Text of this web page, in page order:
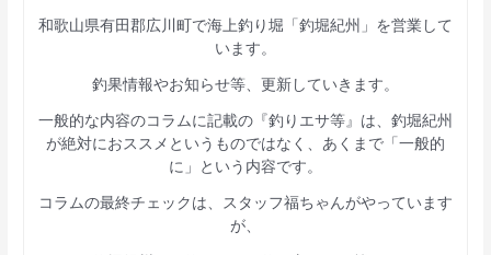
和歌山県有田郡広川町で海上釣り堀「釣堀紀州」を営業して
います。
釣果情報やお知らせ等、更新していきます。
一般的な内容のコラムに記載の『釣りエサ等』は、釣堀紀州
が絶対におススメというものではなく、あくまで「一般的
に」という内容です。
コラムの最終チェックは、スタッフ福ちゃんがやっています
が、